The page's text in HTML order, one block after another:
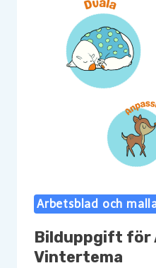
Arbetsblad och
Bilduppgift för
Vintertema